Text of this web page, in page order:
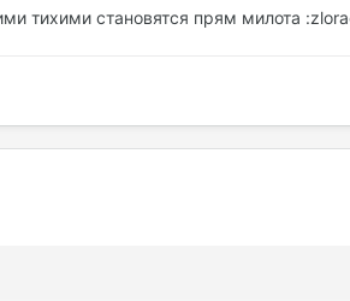
тихими становятся прям милота